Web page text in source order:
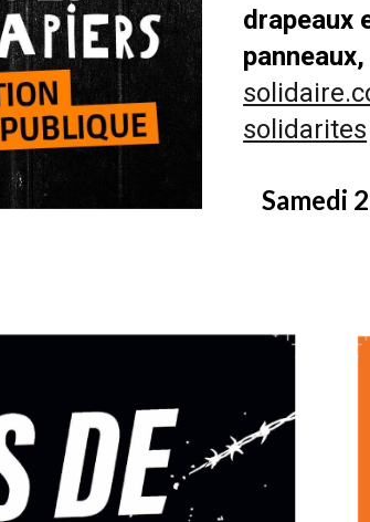
drapeaux
solidarites
Samedi